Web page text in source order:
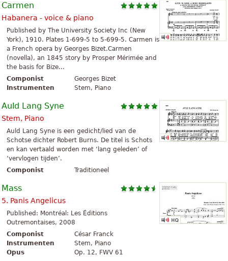
Carmen
Habanera - voice & piano
Published by The University Society Inc (New
York), 1910. Plates 1-699-5 to 5-699-5. Carmen is
a French opera by Georges Bizet.Carmen
(novella), an 1845 story by Prosper Mérimée and
the basis for Bize...
Componist
Georges Bizet
Instrumenten
Stem, Piano
Auld Lang Syne
Stem, Piano
Auld Lang Syne is een gedicht/lied van de
Schotse dichter Robert Burns. De titel is Schots
en kan vertaald worden met ‘lang geleden’ of
‘vervlogen tijden’.
Componist
Traditioneel
Mass
5. Panis Angelicus
Published: Montréal: Les Éditions
Outremontaises, 2008
Componist
César Franck
Instrumenten
Stem, Piano
Opus
Op. 12, FWV 61